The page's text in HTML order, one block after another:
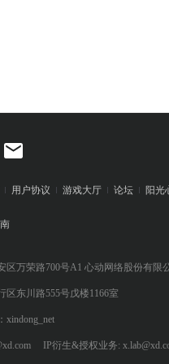
用户协议 游戏大厅 论坛 阳光
区万荣路700号A1 心动网络股份有限
区东川路555号戊楼1166室
xindong_net
IP衍生&授权业务: